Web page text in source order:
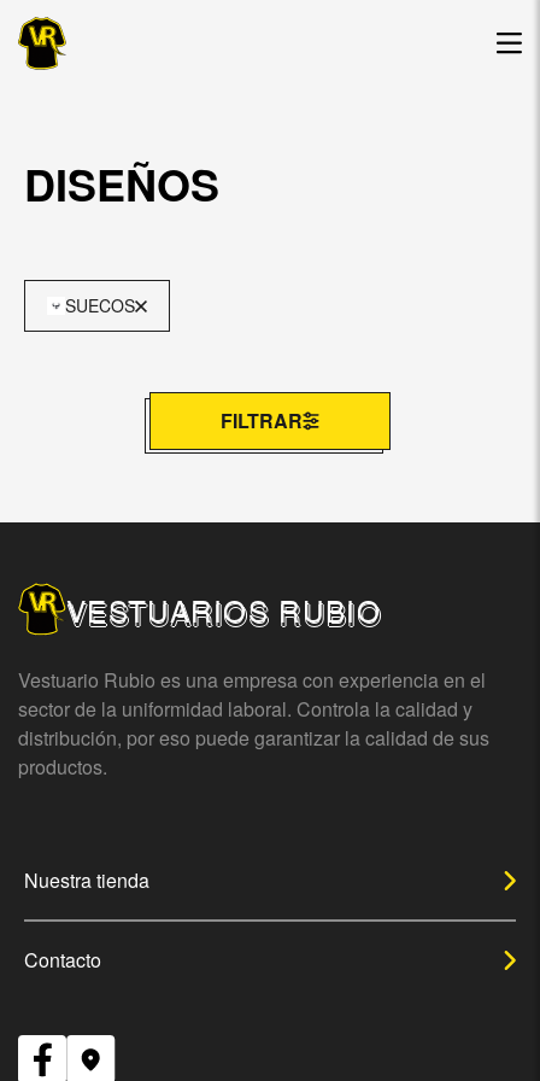
DISEÑOS
SUECOS
FILTRAR
VESTUARIOS RUBIO
Vestuario Rubio es una empresa con experiencia en el
sector de la uniformidad laboral. Controla la calidad y
distribución, por eso puede garantizar la calidad de sus
productos.
Nuestra tienda
Contacto